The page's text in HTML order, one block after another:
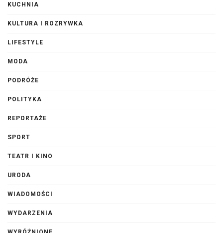
KUCHNIA
KULTURA I ROZRYWKA
LIFESTYLE
MODA
PODRÓŻE
POLITYKA
REPORTAŻE
SPORT
TEATR I KINO
URODA
WIADOMOŚCI
WYDARZENIA